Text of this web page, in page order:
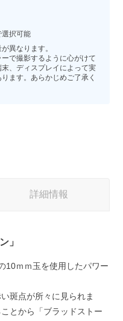
択可能
異なります。
で撮影するように心がけて
、ディスプレイによって実
ます。あらかじめご了承く
詳細情報
」
10ｍｍ玉を使用したパワー
斑点が所々に見られま
とから「ブラッドストー